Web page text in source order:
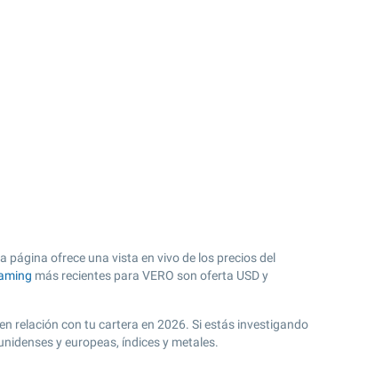
página ofrece una vista en vivo de los precios del
más recientes para VERO son oferta USD y
relación con tu cartera en 2026. Si estás investigando
y europeas, índices y metales.